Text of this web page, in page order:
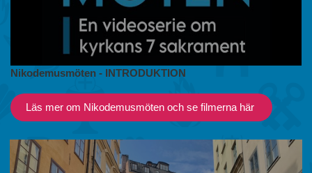
Nikodemusmöten - INTRODUKTION
Läs mer om Nikodemusmöten och se filmerna här